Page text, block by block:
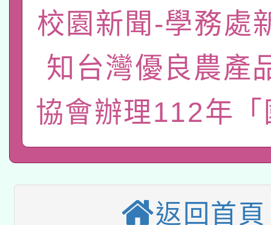
「數位內容與教學軟體
有關大陸委員會函釋公
薪期間赴陸應申請許可
轉知經濟部水利署委託
業技術研究院辦理「
115年8月22日(星期六
開 智慧啟航」
本校115學年度第2次
招甄選結果公告(無人
適應運動共學行動站研
校園新聞-學務處
知台灣優良農產
協會辦理112年「
返回首頁